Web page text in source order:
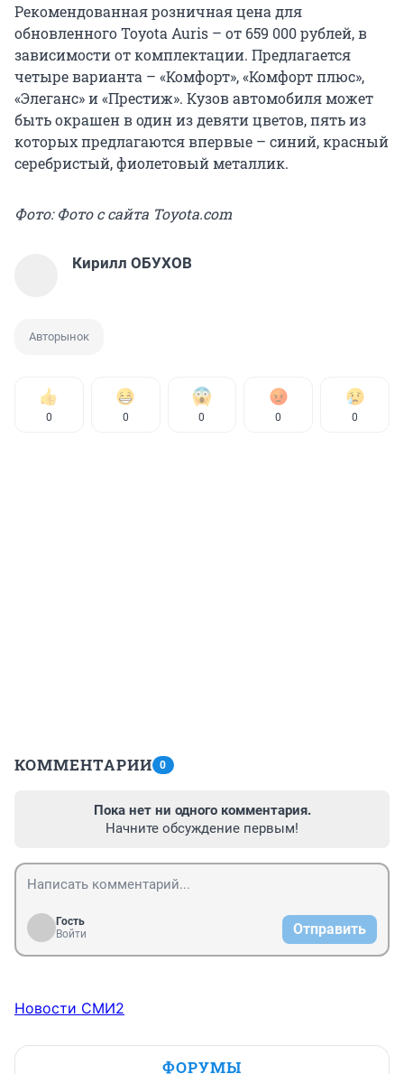
Рекомендованная розничная цена для
обновленного Toyota Auris – от 659 000 рублей, в
зависимости от комплектации. Предлагается
четыре варианта – «Комфорт», «Комфорт плюс»,
«Элеганс» и «Престиж». Кузов автомобиля может
быть окрашен в один из девяти цветов, пять из
которых предлагаются впервые – синий, красный
серебристый, фиолетовый металлик.
Фото: Фото с сайта Toyota.com
Кирилл ОБУХОВ
Авторынок
0 0 0 0 0
КОММЕНТАРИИ 0
Пока нет ни одного комментария.
Начните обсуждение первым!
Гость
Войти
Отправить
Новости СМИ2
ФОРУМЫ